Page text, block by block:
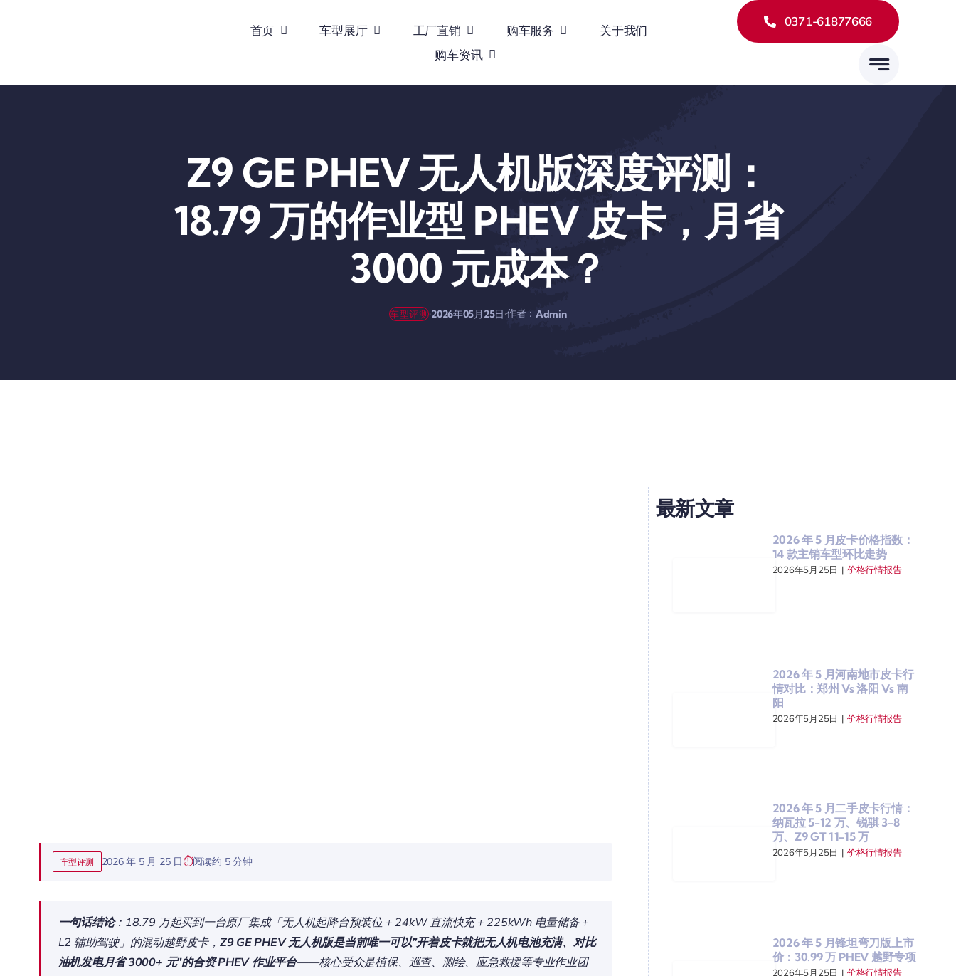
首页 车型展厅 工厂直销 购车服务
关于我们
购车资讯
0371-61877666
Z9 GE PHEV 无人机版深度评测：
18.79 万的作业型 PHEV 皮卡，月省
3000 元成本？
车型评测·2026年05月25日·作者： Admin
车型评测 2026 年 5 月 25 日 阅读约 5 分钟
一句话结论：18.79 万起买到一台原厂集成「无人机起降台预装位 + 24kW 直流快充 + 225kWh 电量储备 +
L2 辅助驾驶」的混动越野皮卡， Z9 GE PHEV 无人机版是当前唯一可以”开着皮卡就把无人机电池充满、对比
油机发电月省 3000+ 元”的合资 PHEV 作业平台——核心受众是植保、巡查、测绘、应急救援等专业作业团
最新文章
2026 年 5 月皮卡价格指数：
14 款主销车型环比走势
2026年5月25日 | 价格行情报告
2026 年 5 月河南地市皮卡行
情对比：郑州 Vs 洛阳 Vs 南
阳
2026年5月25日 | 价格行情报告
2026 年 5 月二手皮卡行情：
纳瓦拉 5-12 万、锐骐 3-8
万、Z9 GT 11-15 万
2026年5月25日 | 价格行情报告
2026 年 5 月锋坦弯刀版上市
价：30.99 万 PHEV 越野专项
2026年5月25日 | 价格行情报告